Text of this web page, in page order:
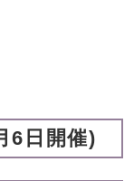
6日開催)